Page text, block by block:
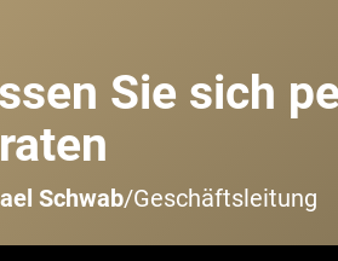
Sie sich
Schwab/Geschäftsleitung